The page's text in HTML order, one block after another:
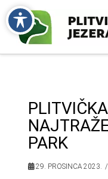
PARK
29. PROSINCA 2023.